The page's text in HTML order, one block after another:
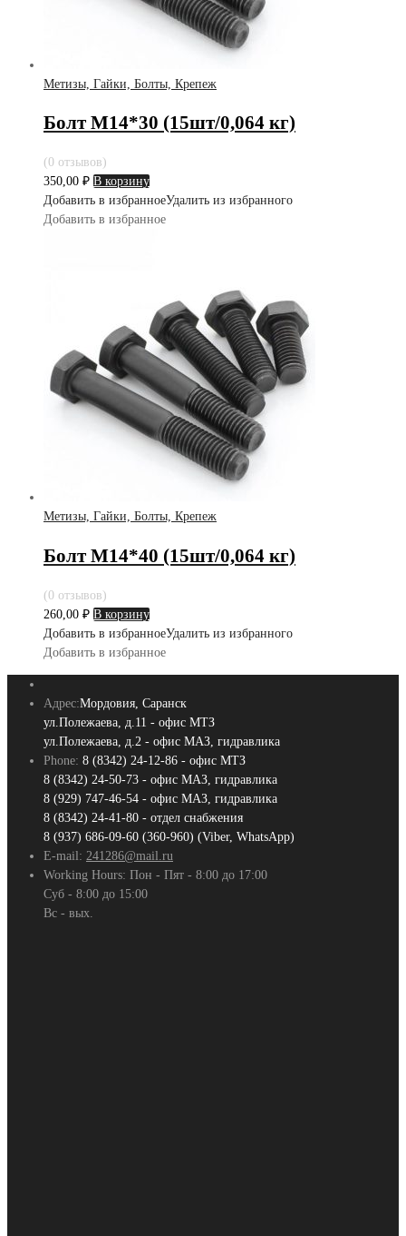
Метизы, Гайки, Болты, Крепеж
Болт М14*30 (15шт/0,064 кг)
(0 отзывов)
350,00 ₽ В корзину
Добавить в избранноеУдалить из избранного
Добавить в избранное
Метизы, Гайки, Болты, Крепеж
Болт М14*40 (15шт/0,064 кг)
(0 отзывов)
260,00 ₽ В корзину
Добавить в избранноеУдалить из избранного
Добавить в избранное
Адрес:Мордовия, Саранск
ул.Полежаева, д.11 - офис МТЗ
ул.Полежаева, д.2 - офис МАЗ, гидравлика
Phone: 8 (8342) 24-12-86 - офис МТЗ
8 (8342) 24-50-73 - офис МАЗ, гидравлика
8 (929) 747-46-54 - офис МАЗ, гидравлика
8 (8342) 24-41-80 - отдел снабжения
8 (937) 686-09-60 (360-960) (Viber, WhatsApp)
E-mail: 241286@mail.ru
Working Hours: Пон - Пят - 8:00 до 17:00
Суб - 8:00 до 15:00
Вс - вых.